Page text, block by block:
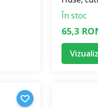
În stoc
65,3